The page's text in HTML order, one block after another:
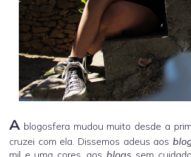
A blogosfera mudou muito desde a
cruzei com ela. Dissemos adeus aos